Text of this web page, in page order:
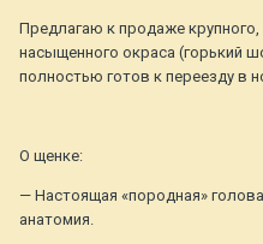
Предлагаю к продаже
насыщенного окраса (горький
полностью готов к переезду в
О щенке:
— Настоящая «породная»
анатомия.